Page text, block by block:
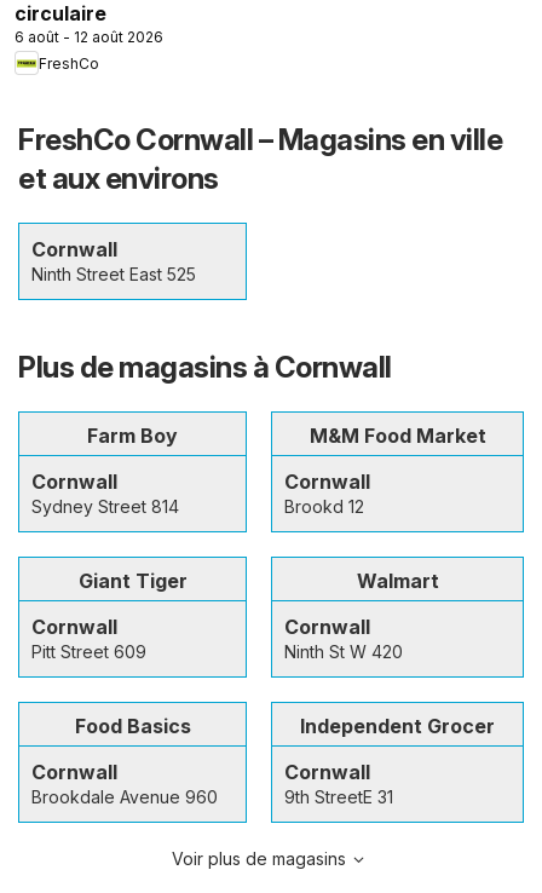
circulaire
6 août - 12 août 2026
FreshCo
FreshCo Cornwall – Magasins en ville
et aux environs
Cornwall
Ninth Street East 525
Plus de magasins à Cornwall
Farm Boy
Cornwall
Sydney Street 814
M&M Food Market
Cornwall
Brookd 12
Giant Tiger
Cornwall
Pitt Street 609
Walmart
Cornwall
Ninth St W 420
Food Basics
Cornwall
Brookdale Avenue 960
Independent Grocer
Cornwall
9th StreetE 31
Voir plus de magasins